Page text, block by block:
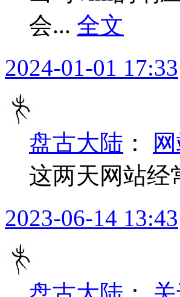
会... 全文
2024-01-01 17:33
盘古大陆 ：
这两天网站经
2023-06-14 13:43